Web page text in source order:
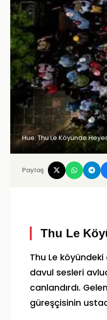
Hue: Thu Le Köyünde
Paylaş
Thu Le
Thu Le
davul sesleri
canlandırdı.
güreşçisinin